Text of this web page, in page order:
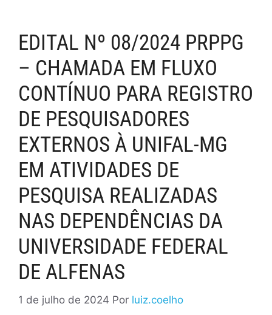
EDITAL Nº 08/2024 PRPPG
– CHAMADA EM FLUXO
CONTÍNUO PARA REGISTRO
DE PESQUISADORES
EXTERNOS À UNIFAL-MG
EM ATIVIDADES DE
PESQUISA REALIZADAS
NAS DEPENDÊNCIAS DA
UNIVERSIDADE FEDERAL
DE ALFENAS
1 de julho de 2024 Por luiz.coelho